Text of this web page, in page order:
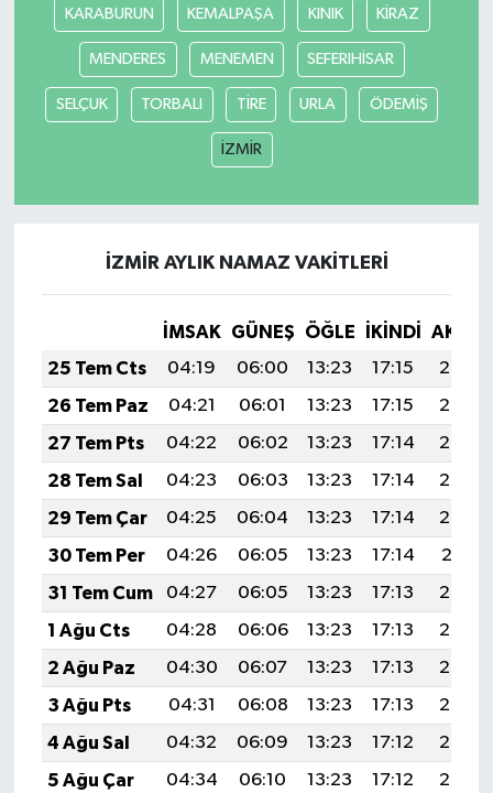
KARABURUN KEMALPAŞA KINIK KİRAZ
MENDERES MENEMEN SEFERIHİSAR
SELÇUK TORBALI TİRE URLA ÖDEMİŞ
İZMİR
İZMİR AYLIK NAMAZ VAKITLERI
İMSAK GÜNEŞ ÖĞLE İKINDI
25 Tem Cts
04:19 06:00 13:23 17:15
20:36
26 Tem Paz
04:21 06:01 13:23 17:15
20:35
27 Tem Pts
04:22 06:02 13:23 17:14
20:34
28 Tem Sal
04:23 06:03 13:23 17:14
20:33
29 Tem Çar
04:25 06:04 13:23 17:14
20:32
30 Tem Per
04:26 06:05 13:23 17:14
20:31
31 Tem Cum
04:27 06:05 13:23 17:13
20:30
1 Ağu Cts
04:28 06:06 13:23 17:13
20:29
2 Ağu Paz
04:30 06:07 13:23 17:13
20:28
3 Ağu Pts
04:31 06:08 13:23 17:13
20:27
4 Ağu Sal
04:32 06:09 13:23 17:12
20:26
5 Ağu Çar
04:34 06:10 13:23 17:12
20:25
ÖZEL HABER
SAĞLIK
TATLISU
TİCARET